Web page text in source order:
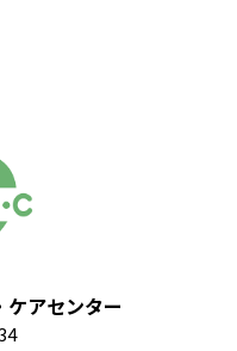
アセンター